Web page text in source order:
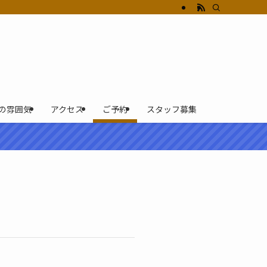
雰囲気 アクセス ご予約 スタッフ募集